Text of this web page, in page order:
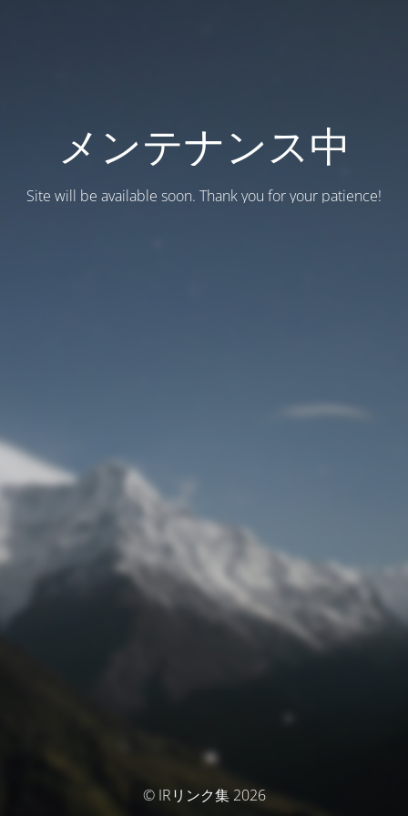
メンテナンス中
Site will be available soon. Thank you for your patience!
© IRリンク集 2026